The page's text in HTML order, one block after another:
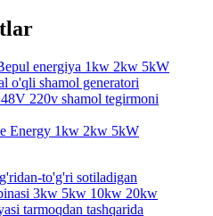
Energy 1kw 2kw 5kW